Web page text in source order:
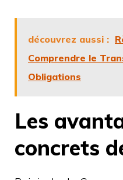
découvrez aussi :
Comprendre le
Obligations
Les
concrets